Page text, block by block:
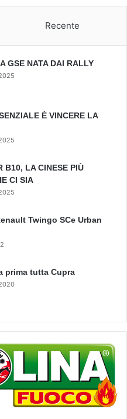
Recente
GSE NATA DAI RALLY
È VINCERE LA
B10, LA CINESE PIÙ
CI SIA
Twingo SCe Urban
prima tutta Cupra